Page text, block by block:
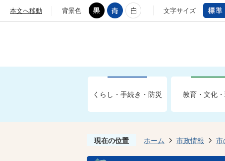
本文へ移動 背景色 文字サイズ
くらし・手続き・防災 教育・文化
現在の位置 ホーム 市政情報 市